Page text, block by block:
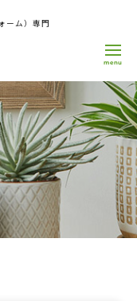
ーム）専門
日/祝
相談